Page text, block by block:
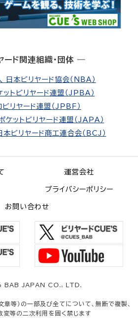
ド関連組織・団体 ―
日本ビリヤード協会（NBA）
ットビリヤード連盟（JPBA）
ビリヤード連盟（JPBF）
ケットビリヤード連盟（JAPA）
ビリヤード商工連合会（BCJ）
運営会社
プライバシーポリシー
お問い合わせ
BAB JAPAN CO., LTD.
章等）の一部及び全てについて、無断で複製、
変等の二次利用を固く禁じます